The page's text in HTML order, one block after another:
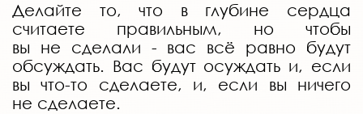
Делайте то, что в глубине сердца
считаете правильным, но чтобы
вы не сделали - вас всё равно будут
обсуждать. Вас будут осуждать и, если
вы что-то сделаете, и, если вы ничего
не сделаете.